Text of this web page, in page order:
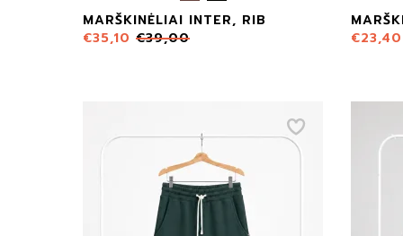
MARŠKINĖLIAI INTER, RIB
€35,10 €39,00
€23,40